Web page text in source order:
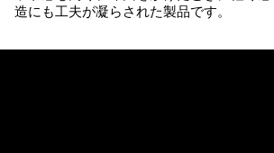
造にも工夫が凝らされた製品です。